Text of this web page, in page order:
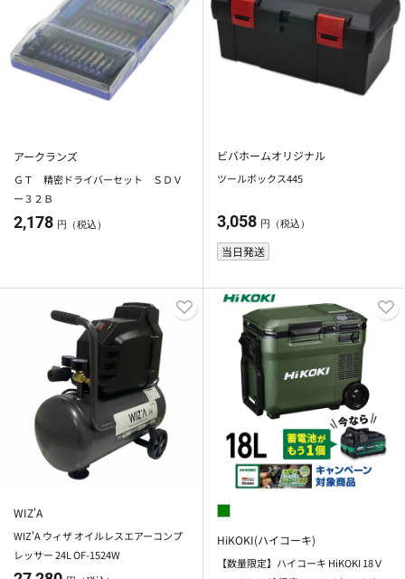
アークランズ
ＧＴ 精密ドライバーセット ＳＤＶ
ー３２Ｂ
2,178 円（税込）
ビバホームオリジナル
ツールボックス445
3,058 円（税込）
当日発送
WIZ'A
WIZ'A ウィザ オイルレスエアーコンプ
レッサー 24L OF-1524W
HiKOKI(ハイコーキ)
【数量限定】ハイコーキ HiKOKI 18Ｖ